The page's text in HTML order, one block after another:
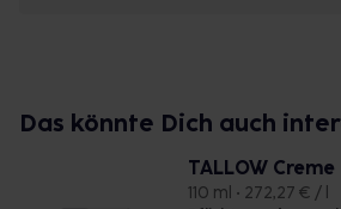
Das könnte Dich auch
TALLOW Creme
110 ml • 272,27 € / l